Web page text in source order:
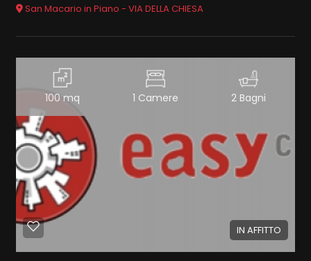
San Macario in Piano - VIA DELLA CHIESA
100 mq 1 Camere 2 Bagni
IN AFFITTO